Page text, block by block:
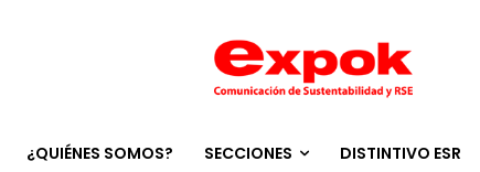
¿QUIÉNES SOMOS? SECCIONES DISTINTIVO ESR